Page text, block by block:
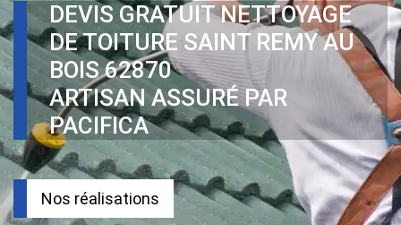
DEVIS GRATUIT NETTOYAGE
DE TOITURE SAINT REMY AU
BOIS 62870
ARTISAN ASSURÉ PAR
PACIFICA
Nos réalisations